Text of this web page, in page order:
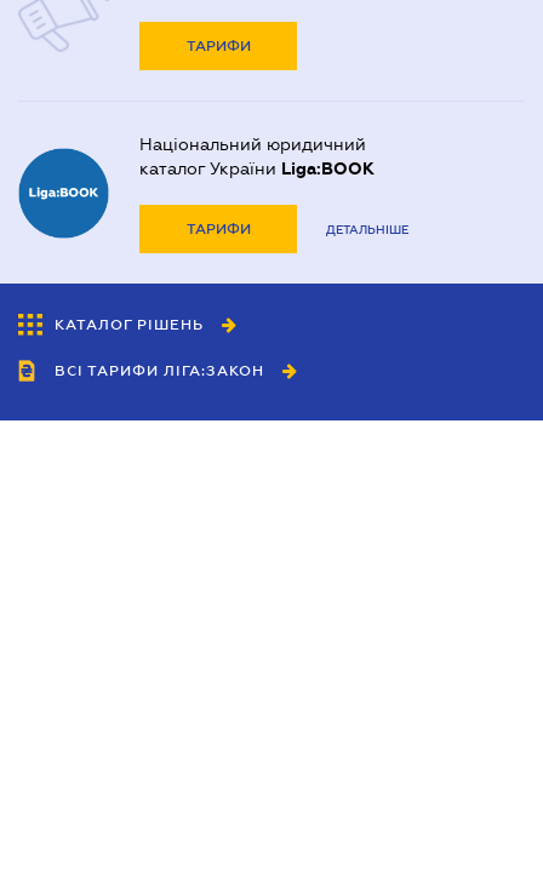
ТАРИФИ
Національний юридичний
каталог України Liga:BOOK
ТАРИФИ ДЕТАЛЬНІШЕ
КАТАЛОГ РІШЕНЬ
ВСІ ТАРИФИ ЛІГА:ЗАКОН